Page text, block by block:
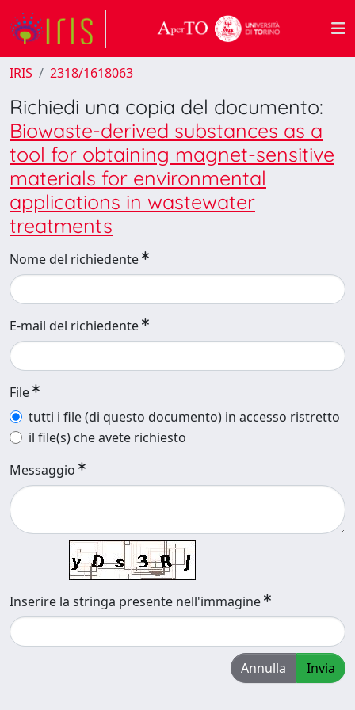
IRIS 2318/1618063
Richiedi una copia del documento:
Biowaste-derived substances as a
tool for obtaining magnet-sensitive
materials for environmental
applications in wastewater
treatments
Nome del richiedente
E-mail del richiedente
File
tutti i file (di questo documento) in accesso ristretto
il file(s) che avete richiesto
Messaggio
Inserire la stringa presente nell'immagine
Annulla Invia